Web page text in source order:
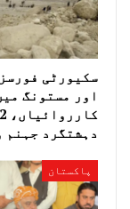
سکیورٹی
اور مستونگ
دہشتگرد جہنم
پاکستان